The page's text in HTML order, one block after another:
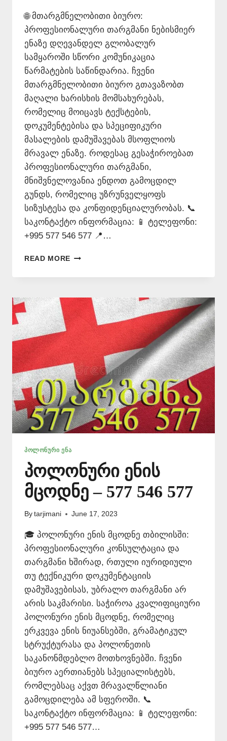
🌐 მთარგმნელობითი ბიურო:
პროფესიონალური თარგმანი ნებისმიერ
ენაზე დღევანდელ გლობალურ
სამყაროში სწორი კომუნიკაცია
წარმატების საწინდარია. ჩვენი
მთარგმნელობითი ბიურო გთავაზობთ
მაღალი ხარისხის მომსახურებას,
რომელიც მოიცავს ტექსტების,
დოკუმენტებისა და სპეციფიკური
მასალების დამუშავებას მსოფლიოს
მრავალ ენაზე. როდესაც გესაჭიროებათ
პროფესიონალური თარგმანი,
მნიშვნელოვანია ენდოთ გამოცდილ
გუნდს, რომელიც უზრუნველყოფს
სიზუსტესა და კონფიდენციალურობას. 📞
საკონტაქტო ინფორმაცია: 📱 ტელეფონი:
+995 577 546 577 📍…
READ MORE ᲛᲗᲐᲠᲒᲛᲜᲔᲚᲝᲑᲘᲗᲘ
–
ᲗᲐᲠᲒᲛᲐᲜᲘ
ᲞᲝᲚᲝᲜᲣᲠᲘ ᲔᲜᲐ
პოლონური ენის
მცოდნე – 577 546 577
By tarjimani June 17, 2023
🎓 პოლონური ენის მცოდნე თბილისში:
პროფესიონალური კონსულტაცია და
თარგმანი ხშირად, რთული იურიდიული
თუ ტექნიკური დოკუმენტაციის
დამუშავებისას, უბრალო თარგმანი არ
არის საკმარისი. საჭიროა კვალიფიციური
პოლონური ენის მცოდნე, რომელიც
ერკვევა ენის ნიუანსებში, გრამატიკულ
სტრუქტურასა და პოლონეთის
საკანონმდებლო მოთხოვნებში. ჩვენი
ბიურო აერთიანებს სპეციალისტებს,
რომლებსაც აქვთ მრავალწლიანი
გამოცდილება ამ სფეროში. 📞
საკონტაქტო ინფორმაცია: 📱 ტელეფონი:
+995 577 546 577…